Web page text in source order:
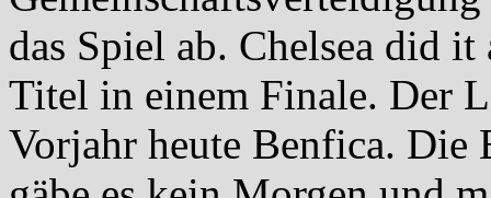
das Spiel ab. Chelsea did
Titel in einem Finale. Der
Vorjahr heute Benfica. Die